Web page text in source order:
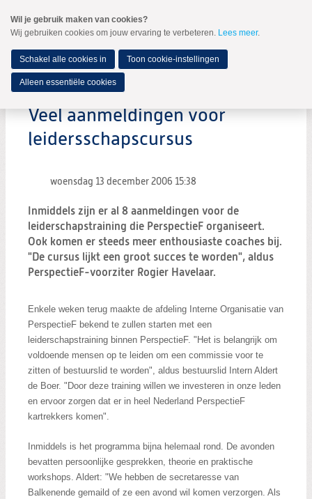
naar
Spring
de
inhoud
Spring
naar
hoofdmenu
MENU
Zoeken:
Veel aanmeldingen voor
leidersschapscursus
woensdag 13 december 2006 15:38
Inmiddels zijn er al 8 aanmeldingen voor de
leiderschapstraining die PerspectieF organiseert.
Ook komen er steeds meer enthousiaste coaches bij.
"De cursus lijkt een groot succes te worden", aldus
PerspectieF-voorziter Rogier Havelaar.
Enkele weken terug maakte de afdeling Interne Organisatie van
PerspectieF bekend te zullen starten met een
leiderschapstraining binnen PerspectieF. "Het is belangrijk om
voldoende mensen op te leiden om een commissie voor te
zitten of bestuurslid te worden", aldus bestuurslid Intern Aldert
de Boer. "Door deze training willen we investeren in onze leden
en ervoor zorgen dat er in heel Nederland PerspectieF
kartrekkers komen".
Inmiddels is het programma bijna helemaal rond. De avonden
bevatten persoonlijke gesprekken, theorie en praktische
workshops. Aldert: "We hebben de secretaresse van
Balkenende gemaild of ze een avond wil komen verzorgen. Als
Wil je gebruik maken van cookies?
Wij gebruiken cookies om jouw ervaring te verbeteren. Lees meer.
Schakel alle cookies in Toon cookie-instellingen
Alleen essentiële cookies